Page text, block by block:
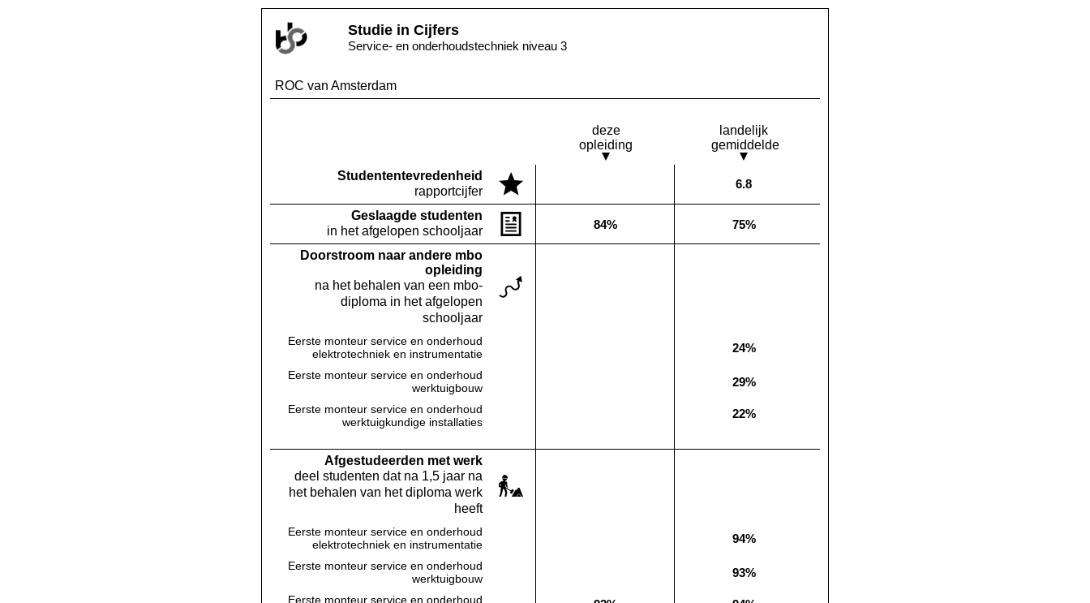
Studie in Cijfers
Service- en onderhoudstechniek niveau 3
ROC van Amsterdam
deze
opleiding
landelijk
gemiddelde
Studenten­tevredenheid
rapportcijfer
Landelijk gemiddelde:
6.8
Geslaagde studenten
in het afgelopen schooljaar
Deze opleiding:
84% Landelijk gemiddelde:
75%
Doorstroom naar andere mbo
opleiding
na het behalen van een mbo-
diploma in het afgelopen
schooljaar
Eerste monteur service en onderhoud
elektrotechniek en instrumentatie
Landelijk gemiddelde:
24%
Eerste monteur service en onderhoud
werktuigbouw
Landelijk gemiddelde:
29%
Eerste monteur service en onderhoud
werktuigkundige installaties
Landelijk gemiddelde:
22%
Af­gestudeerden met werk
deel studenten dat na 1,5 jaar na
het behalen van het diploma werk
heeft
Eerste monteur service en onderhoud
elektrotechniek en instrumentatie
Landelijk gemiddelde:
94%
Eerste monteur service en onderhoud
werktuigbouw
Landelijk gemiddelde:
93%
Eerste monteur service en onderhoud